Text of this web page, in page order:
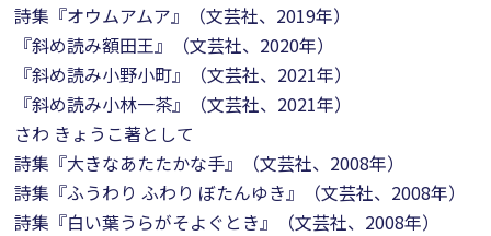
詩集『オウムアムア』（文芸社、2019年）
『斜め読み額田王』（文芸社、2020年）
『斜め読み小野小町』（文芸社、2021年）
『斜め読み小林一茶』（文芸社、2021年）
さわ きょうこ著として
詩集『大きなあたたかな手』（文芸社、2008年）
詩集『ふうわり ふわり ぼたんゆき』（文芸社、2008年）
詩集『白い葉うらがそよぐとき』（文芸社、2008年）